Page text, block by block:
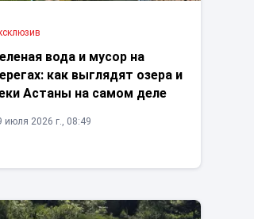
вода и мусор на
как выглядят озера и
Астаны на самом деле
июля 2026 г., 08:49